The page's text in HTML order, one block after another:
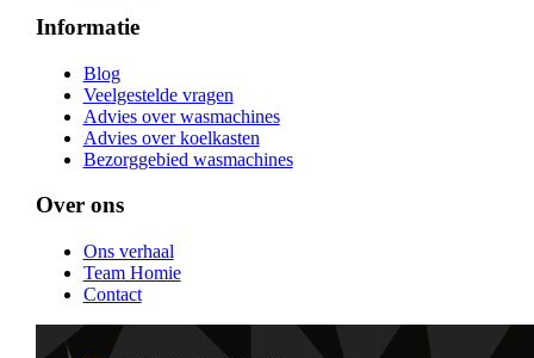
Informatie
Blog
Veelgestelde vragen
Advies over wasmachines
Advies over koelkasten
Bezorggebied wasmachines
Over ons
Ons verhaal
Team Homie
Contact